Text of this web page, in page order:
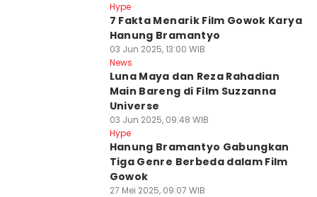
Hype
7 Fakta Menarik Film Gowok Karya
Hanung Bramantyo
03 Jun 2025, 13:00 WIB
News
Luna Maya dan Reza Rahadian
Main Bareng di Film Suzzanna
Universe
03 Jun 2025, 09:48 WIB
Hype
Hanung Bramantyo Gabungkan
Tiga Genre Berbeda dalam Film
Gowok
27 Mei 2025, 09:07 WIB